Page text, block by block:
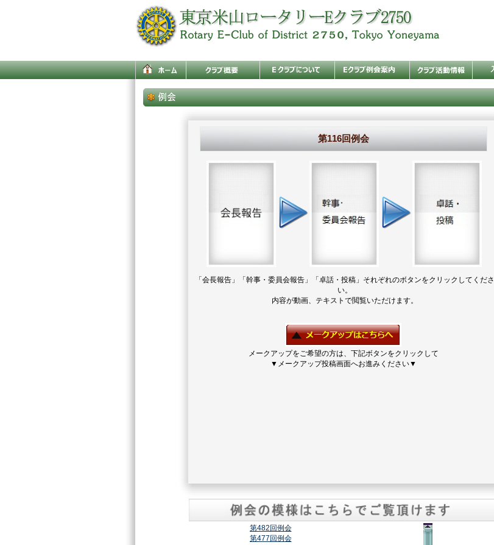
第116回例会
「会長報告」「幹事・委員会報告」「卓話・投稿」それぞれのボタンをクリックしてくださ
い。
内容が動画、テキストで閲覧いただけます。
メークアップをご希望の方は、下記ボタンをクリックして
▼メークアップ投稿画面へお進みください▼
第482回例会
第477回例会